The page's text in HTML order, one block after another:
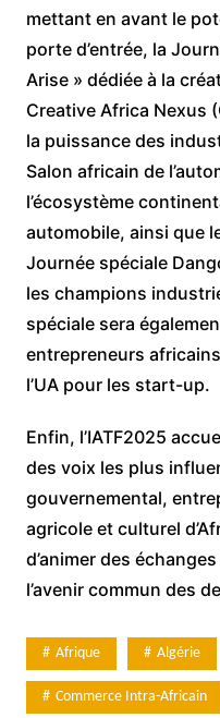
mettant en avant le
porte d’entrée, la
Arise » dédiée à la
Creative Africa Nexus
la puissance des
Salon africain de
l’écosystème
automobile, ainsi que
Journée spéciale
les champions
spéciale sera
entrepreneurs
l’UA pour les start-up.
Enfin, l’IATF2025
des voix les plus
gouvernemental,
agricole et culturel
d’animer des
l’avenir commun des
Afrique Algérie
Commerce Intra-Africain